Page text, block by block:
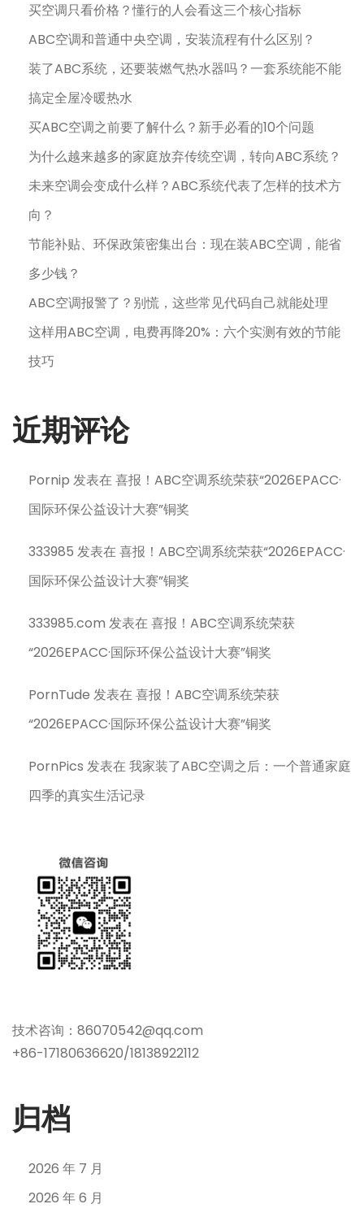
买空调只看价格？懂行的人会看这三个核心指标
ABC空调和普通中央空调，安装流程有什么区别？
装了ABC系统，还要装燃气热水器吗？一套系统能不能
搞定全屋冷暖热水
买ABC空调之前要了解什么？新手必看的10个问题
为什么越来越多的家庭放弃传统空调，转向ABC系统？
未来空调会变成什么样？ABC系统代表了怎样的技术方
向？
节能补贴、环保政策密集出台：现在装ABC空调，能省
多少钱？
ABC空调报警了？别慌，这些常见代码自己就能处理
这样用ABC空调，电费再降20%：六个实测有效的节能
技巧
近期评论
Pornip 发表在喜报！ABC空调系统荣获“2026EPACC·
国际环保公益设计大赛”铜奖
333985 发表在喜报！ABC空调系统荣获“2026EPACC·
国际环保公益设计大赛”铜奖
333985.com 发表在喜报！ABC空调系统荣获
“2026EPACC·国际环保公益设计大赛”铜奖
PornTude 发表在喜报！ABC空调系统荣获
“2026EPACC·国际环保公益设计大赛”铜奖
PornPics 发表在我家装了ABC空调之后：一个普通家庭
四季的真实生活记录
技术咨询：86070542@qq.com
+86-17180636620/18138922112
归档
2026 年 7 月
2026 年 6 月